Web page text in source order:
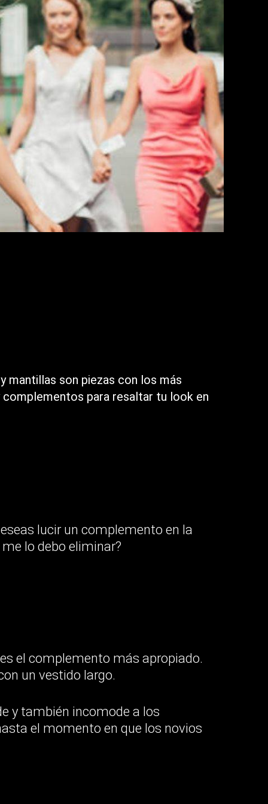
mantillas son piezas con los más
para resaltar tu look en
lucir un complemento en la
lo debo eliminar?
el complemento más apropiado.
un vestido largo.
y también incomode a los
el momento en que los novios